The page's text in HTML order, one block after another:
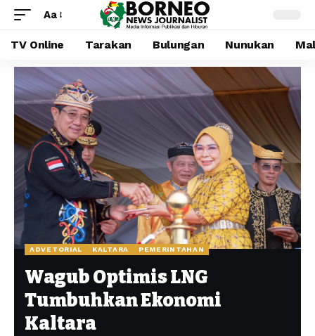
Aa
TV Online Tarakan Bulungan Nunukan
ADVETORIAL KALTARA PEMERINTAHAN
Wagub Optimis LNG
Tumbuhkan Ekonomi
Kaltara